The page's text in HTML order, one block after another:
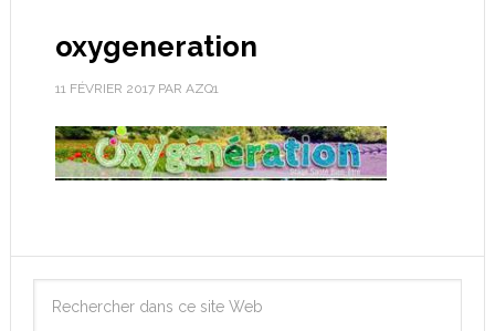
oxygeneration
11 FÉVRIER 2017PAR AZQ1